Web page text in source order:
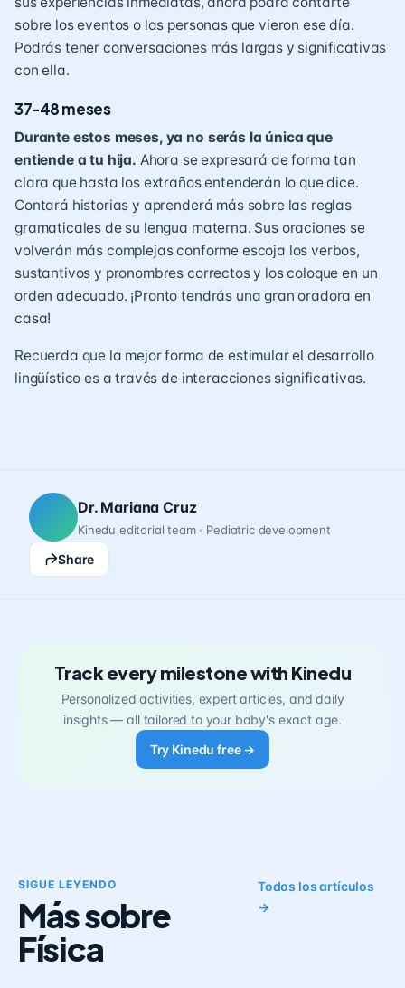
sobre los eventos o las personas que vieron ese día.
Podrás tener conversaciones más largas y significativas
con ella.
37-48 meses
Durante estos meses, ya no serás la única que
entiende a tu hija. Ahora se expresará de forma tan
clara que hasta los extraños entenderán lo que dice.
Contará historias y aprenderá más sobre las reglas
gramaticales de su lengua materna. Sus oraciones se
volverán más complejas conforme escoja los verbos,
sustantivos y pronombres correctos y los coloque en un
orden adecuado. ¡Pronto tendrás una gran oradora en
casa!
Recuerda que la mejor forma de estimular el desarrollo
lingüístico es a través de interacciones significativas.
Dr. Mariana Cruz
Kinedu editorial team · Pediatric development
Share
Track every milestone with Kinedu
Personalized activities, expert articles, and daily
insights — all tailored to your baby's exact age.
Try Kinedu free →
SIGUE LEYENDO
Más sobre
Física
Todos los artículos
→